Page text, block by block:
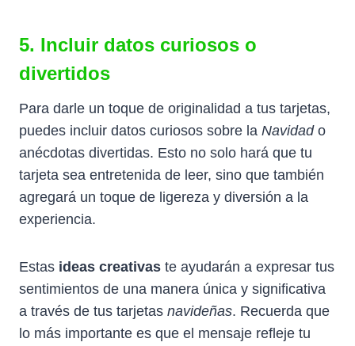
5. Incluir datos curiosos o
divertidos
Para darle un toque de originalidad a tus tarjetas,
puedes incluir datos curiosos sobre la Navidado
anécdotas divertidas. Esto no solo hará que tu
tarjeta sea entretenida de leer, sino que también
agregará un toque de ligereza y diversión a la
experiencia.
Estas ideas creativas te ayudarán a expresar tus
sentimientos de una manera única y significativa
a través de tus tarjetas navideñas. Recuerda que
lo más importante es que el mensaje refleje tu